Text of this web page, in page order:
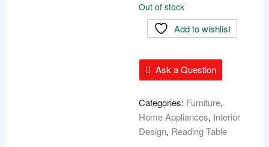
Out of stock
Add to wishlist
Ask a Question
Categories: Furniture,
Home Appliances, Interior
Design, Reading Table